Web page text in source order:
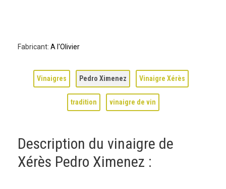
Fabricant: A l'Olivier
Vinaigres Pedro Ximenez Vinaigre Xérès
tradition vinaigre de vin
Description du vinaigre de
Xérès Pedro Ximenez :